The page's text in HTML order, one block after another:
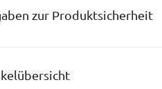
zur Produktsicherheit